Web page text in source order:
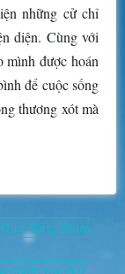
những cử chỉ
diện. Cùng với
mình được hoán
để cuộc sống
thương xót mà
Tổng Giám
chiến tranh ở